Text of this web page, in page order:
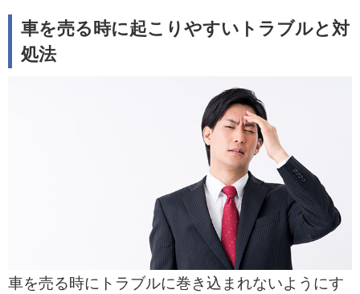
車を売る時に起こりやすいトラブルと対
処法
車を売る時にトラブルに巻き込まれないようにす